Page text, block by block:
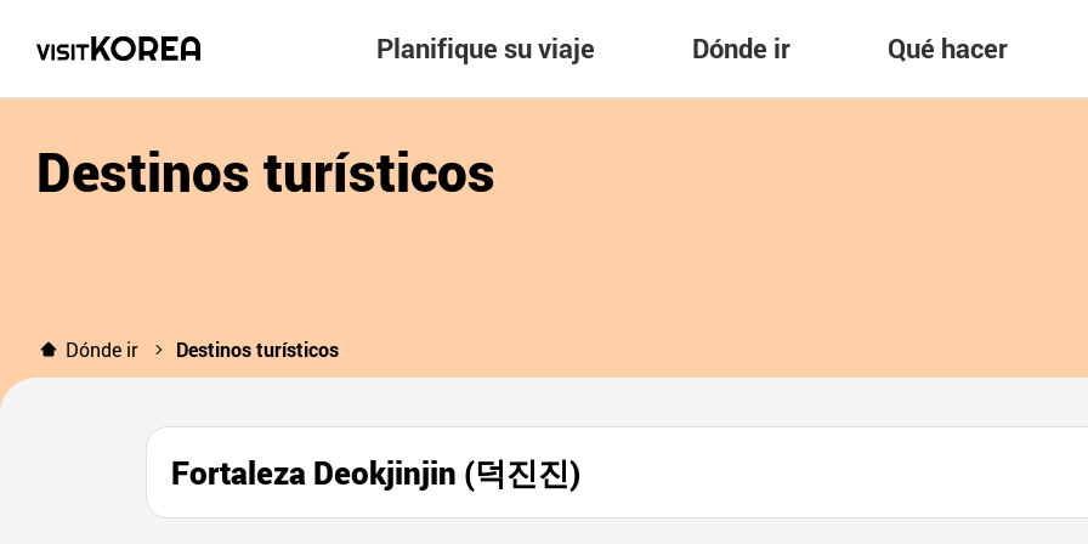
Planifique su viaje Dónde ir Qué hacer
Destinos turísticos
Dónde ir Destinos turísticos
Fortaleza Deokjinjin (덕진진)